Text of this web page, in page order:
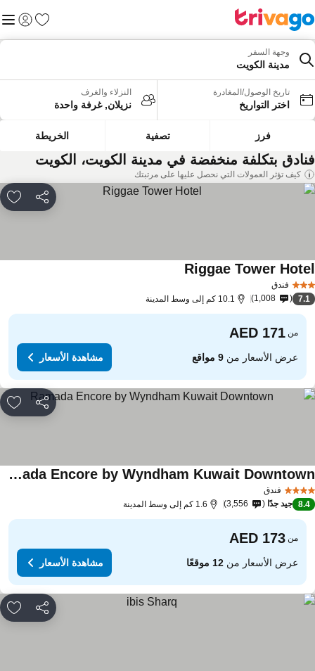
المفضلة
تسجيل
وجهة السفر
مدينة الكويت
تاريخ الوصول/المغادرة
اختر التواريخ
النزلاء والغرف
نزيلان, غرفة واحدة
فرز تصفية الخريطة
بتكلفة منخفضة في مدينة الكويت، الكويت
كيف تؤثر العمولات التي نحصل عليها على مرتبتك
مشاركة
فندق
Riggae Tower
7.1
1,008 10.1 كم إلى وسط المدينة
من
عرض الأسعار من9 مواقع مشاهدة الأسعار
مشاركة
فندق
Ramada Encore by Wyndham Kuwait Downtown
8.4 جيد جدًا 3,556 1.6 كم إلى وسط المدينة
من
عرض الأسعار من12 موقعًا مشاهدة الأسعار
مشاركة